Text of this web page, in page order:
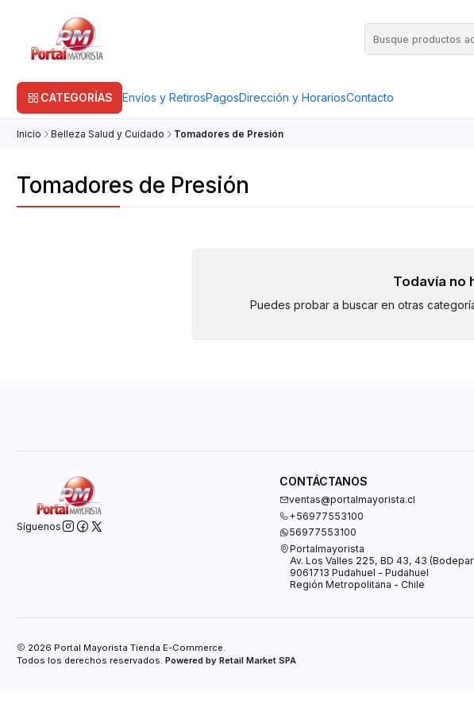
CATEGORÍAS Envíos y RetirosPagosDirección y HorariosContacto
Inicio Belleza Salud y Cuidado Tomadores de Presión
Tomadores de Presión
Todavía no
Puedes probar a buscar en otras
Síguenos
CONTÁCTANOS
ventas@portalmayorista.cl
+56977553100
56977553100
Portalmayorista
Av. Los Valles 225, BD 43, 43
9061713 Pudahuel - Pudahuel
Región Metropolitana - Chile
2026 Portal Mayorista Tienda E-Commerce.
Todos los derechos reservados. Powered by Retail Market SPA